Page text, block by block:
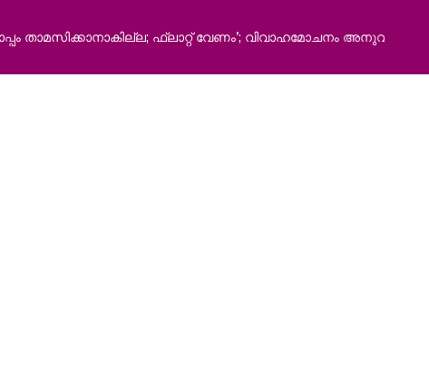
ഫ്ലാറ്റ് വേണം’; വിവാഹമോചനം അനുവദിച്ച്